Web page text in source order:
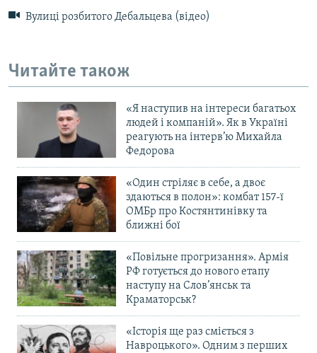
Вулиці розбитого Дебальцева (відео)
Читайте також
«Я наступив на інтереси багатьох
людей і компаній». Як в Україні
реагують на інтерв’ю Михайла
Федорова
«Один стріляє в себе, а двоє
здаються в полон»: комбат 157-ї
ОМБр про Костянтинівку та
ближні бої
«Повільне прогризання». Армія
РФ готується до нового етапу
наступу на Слов’янськ та
Краматорськ?
«Історія ще раз сміється з
Навроцького». Одним з перших